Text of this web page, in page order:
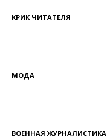
КРИК ЧИТАТЕЛЯ
МОДА
ВОЕННАЯ ЖУРНАЛИСТИКА